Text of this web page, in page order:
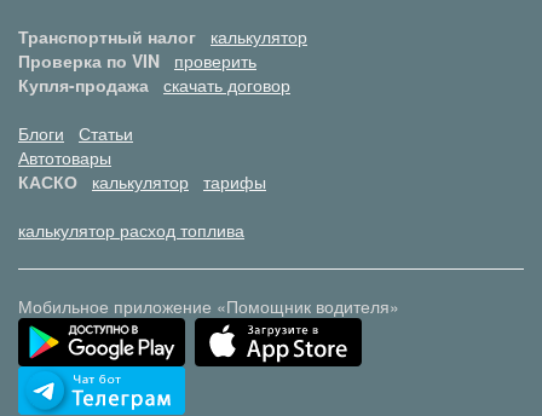
Транспортный налог
калькулятор
Проверка по VIN
проверить
Купля-продажа скачать договор
Блоги
Статьи
Автотовары
КАСКО
калькулятор тарифы
калькулятор расход топлива
Мобильное приложение «Помощник водителя»